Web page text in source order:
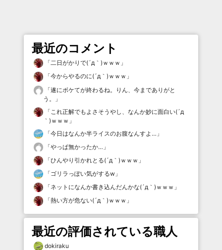
最近のコメント
「二日がかりで(´д｀)ｗｗｗ 」
「今からやるのに(´д｀)ｗｗｗ 」
「遂にボケてが終わるね。りん、今までありがと
う。
」
「 これ正解でもよさそうやし、なんか妙に面白い(´д
｀)ｗｗｗ 」
「今日はなんか半ライスのお腹なんすよ… 」
「やっぱ無かったか… 」
「ひんやり引かれとる(´д｀)ｗｗｗ 」
「ゴリラっぽい気がするw 」
「ネットになんか書き込んだんかな(´д｀)ｗｗｗ 」
「熱い方が危ない(´д｀)ｗｗｗ 」
最近の評価されている職人
dokiraku